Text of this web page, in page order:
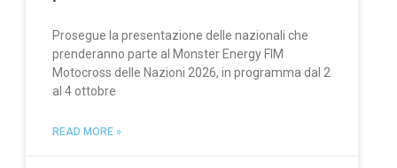
Prosegue la presentazione delle nazionali che
prenderanno parte al Monster Energy FIM
Motocross delle Nazioni 2026, in programma dal 2
al 4 ottobre
READ MORE »